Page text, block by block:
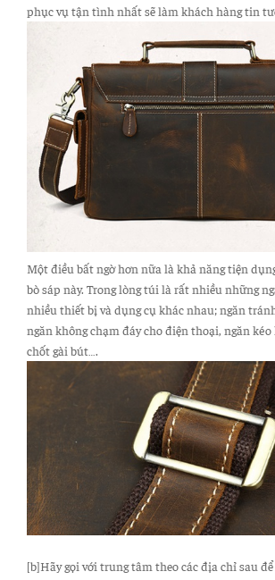
phục vụ tận tình nhất sẽ làm khách hàng tin
Một điều bất ngờ hơn nữa là khả năng tiện
bò sáp này. Trong lòng túi là rất nhiều những
nhiều thiết bị và dụng cụ khác nhau; ngăn
ngăn không chạm đáy cho điện thoại, ngăn kéo
chốt gài bút….
[b]Hãy gọi với trung tâm theo các địa chỉ sau